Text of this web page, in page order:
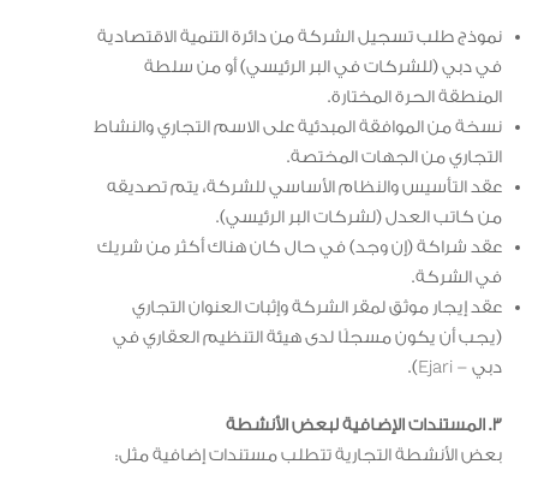
نموذج طلب تسجيل الشركة من دائرة التنمية الاقتصادية
في دبي (للشركات في البر الرئيسي) أو من سلطة
المنطقة الحرة المختارة.
نسخة من الموافقة المبدئية على الاسم التجاري والنشاط
التجاري من الجهات المختصة.
عقد التأسيس والنظام الأساسي للشركة، يتم تصديقه
من كاتب العدل (لشركات البر الرئيسي).
عقد شراكة (إن وجد) في حال كان هناك أكثر من شريك
في الشركة.
عقد إيجار موثق لمقر الشركة وإثبات العنوان التجاري
(يجب أن يكون مسجلًا لدى هيئة التنظيم العقاري في
دبي – Ejari).
3. المستندات الإضافية لبعض الأنشطة
بعض الأنشطة التجارية تتطلب مستندات إضافية مثل: